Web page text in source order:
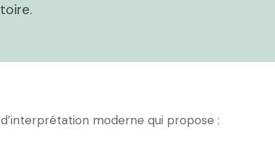
moderne qui propose :